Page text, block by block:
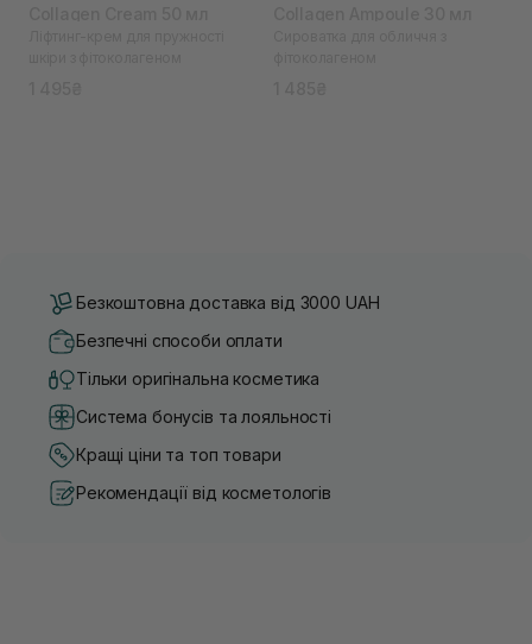
Безкоштовна доставка від 3000 UAH
Безпечні способи оплати
Тільки оригінальна косметика
Система бонусів та лояльності
Кращі ціни та топ товари
Рекомендації від косметологів